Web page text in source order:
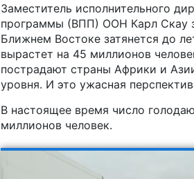
Заместитель исполнительного
программы (ВПП) ООН Карл Скау
Ближнем Востоке затянется до
вырастет на 45 миллионов
пострадают страны Африки и
уровня. И это ужасная
В настоящее время число
миллионов человек.